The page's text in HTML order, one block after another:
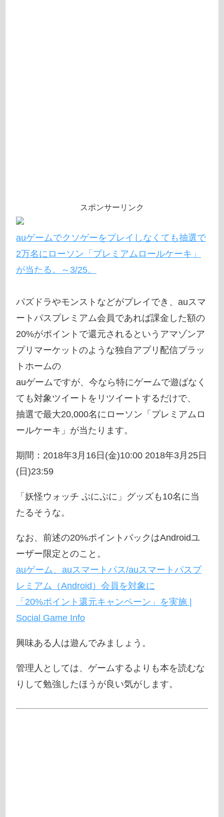
スポンサーリンク
auゲームでクソゲーをプレイしなくても抽選で
2万名にローソン「プレミアムロールケーキ」
が当たる。～3/25。
パズドラやモンストなどがプレイでき、auスマ
ートパスプレミアム会員であれば課金した額の
20%がポイントで還元されるというアマゾンア
プリマーケットのような独自アプリ配信プラッ
トホームの
auゲームですが、今なら特にゲームで遊ばなく
ても対象ツイートをリツイートするだけで、
抽選で最大20,000名にローソン「プレミアムロ
ールケーキ」が当たります。
期間：2018年3月16日(金)10:00 2018年3月25日
(日)23:59
「妖怪ウォッチ ぷにぷに」グッズも10名に当
たるそうな。
なお、前述の20%ポイントバックはAndroidユ
ーザー限定とのこと。
​auゲーム、auスマートパス/auスマートパスプ
レミアム（Android）会員を対象に
「20%ポイント還元キャンペーン」を実施 |
Social Game Info
興味ある人は遊んでみましょう。
管理人としては、ゲームするよりも本を読むな
りして勉強したほうが良い気がします。